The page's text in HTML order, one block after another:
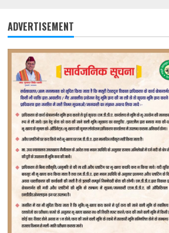
ADVERTISEMENT